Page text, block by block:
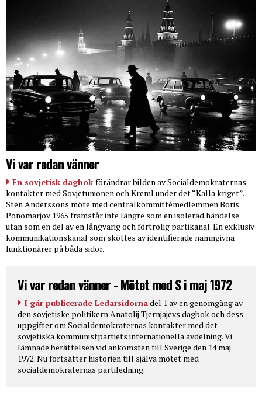
Vi var redan vänner
En sovjetisk dagbok förändrar bilden av Socialdemokraternas
kontakter med Sovjetunionen och Kreml under det “Kalla kriget”.
Sten Anderssons möte med centralkommittémedlemmen Boris
Ponomarjov 1965 framstår inte längre som en isolerad händelse
utan som en del av en långvarig och förtrolig partikanal. En exklusiv
kommunikationskanal som sköttes av identifierade namngivna
funktionärer på båda sidor.
Vi var redan vänner - Mötet med S i maj 1972
I går publicerade Ledarsidornadel 1 av en genomgång av
den sovjetiske politikern Anatolij Tjernjajevs dagbok och dess
uppgifter om Socialdemokraternas kontakter med det
sovjetiska kommunistpartiets internationella avdelning. Vi
lämnade berättelsen vid ankomsten till Sverige den 14 maj
1972. Nu fortsätter historien till själva mötet med
socialdemokraternas partiledning.